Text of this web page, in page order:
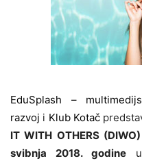
EduSplash –
razvoj i Klub Kotač
IT WITH OTHERS (DIWO)
svibnja 2018. godine